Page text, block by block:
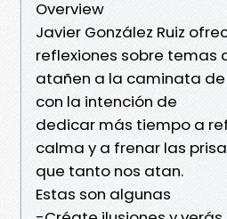
Overview
Javier González Ruiz
reflexiones sobre temas
atañen a la caminata de
con la intención de
dedicar más tiempo a
calma y a frenar las
que tanto nos atan.
Estas son algunas